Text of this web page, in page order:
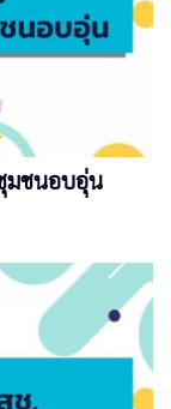
มชนอบอุ่น